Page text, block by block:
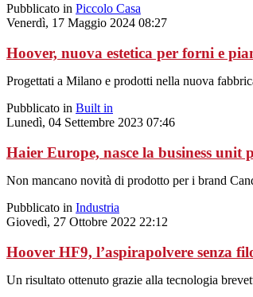
Pubblicato in Piccolo Casa
Venerdì, 17 Maggio 2024 08:27
Hoover, nuova estetica per forni e
Progettati a Milano e prodotti nella nuova
Pubblicato in Built in
Lunedì, 04 Settembre 2023 07:46
Haier Europe, nasce la business unit
Non mancano novità di prodotto per i brand
Pubblicato in Industria
Giovedì, 27 Ottobre 2022 22:12
Hoover HF9, l’aspirapolvere senza
Un risultato ottenuto grazie alla tecnologia